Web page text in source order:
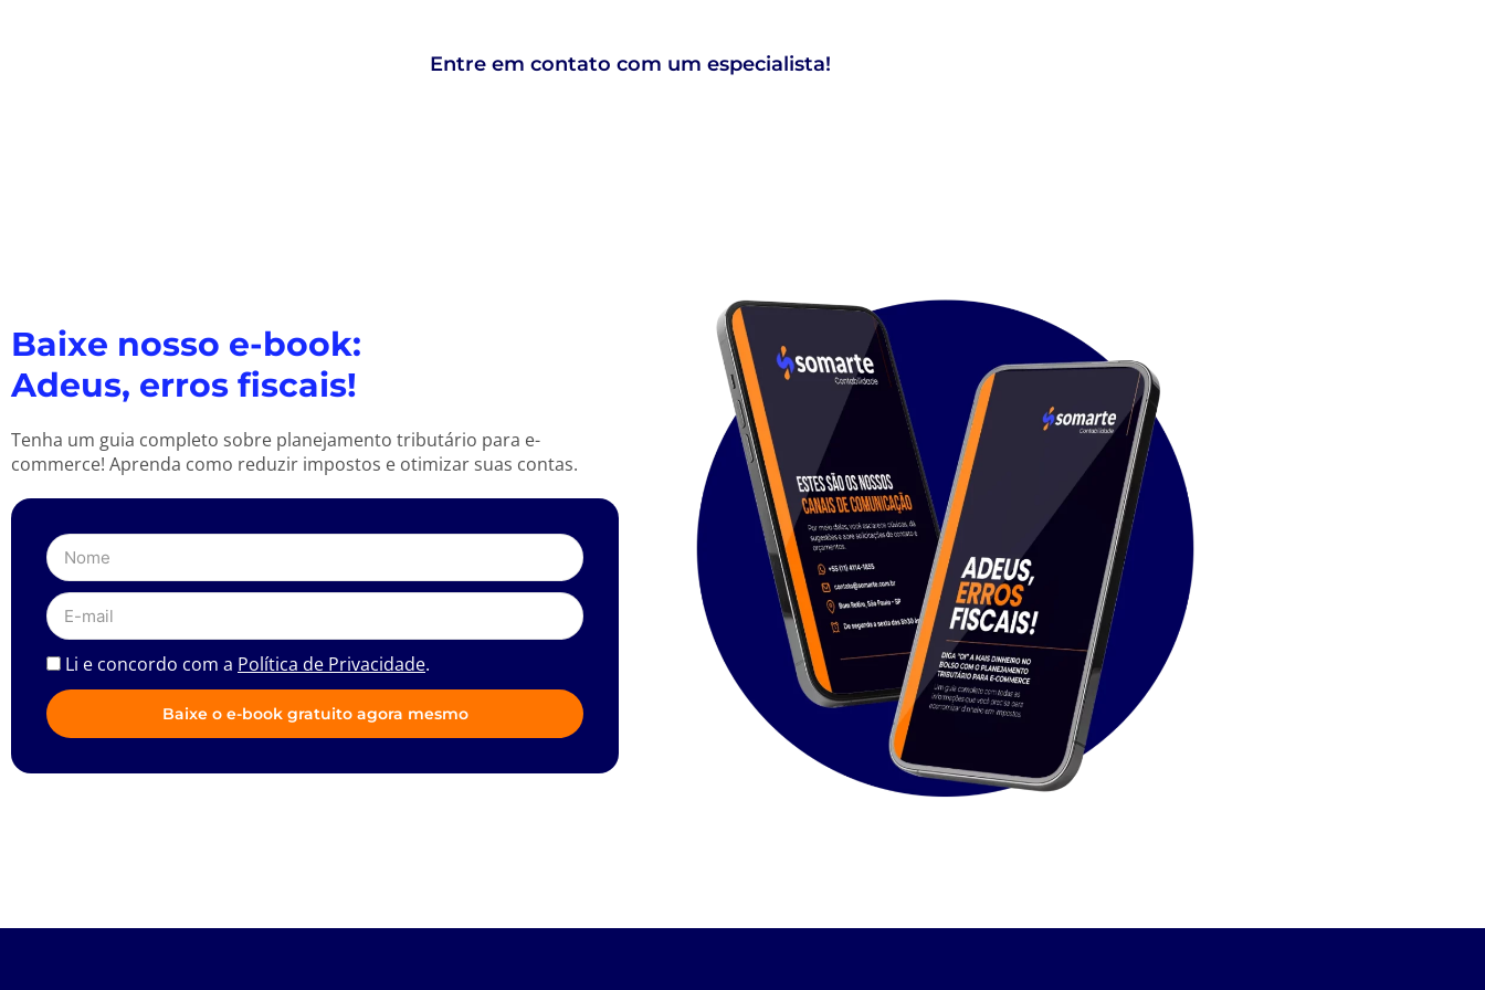
Entre em contato com um especialista!
Baixe nosso e-book:
Adeus, erros fiscais!
Tenha um guia completo sobre planejamento tributário para e-
commerce! Aprenda como reduzir impostos e otimizar suas contas.
Li e concordo com a Política de Privacidade.
Baixe o e-book gratuito agora mesmo